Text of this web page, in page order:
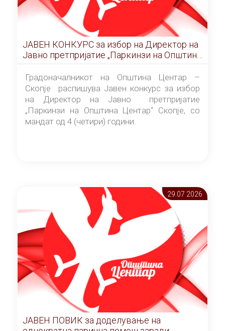
ЈАВЕН КОНКУРС за избор на Директор на
Јавно претпријатие „Паркинзи на Општина
Центар“ – Скопје
Градоначалникот на Општина Центар –
Скопје распишува Јавен конкурс за избор
на Директор на Јавно претпријатие
„Паркинзи на Општина Центар“ Скопје, со
мандат од 4 (четири) години.
29.07 2026
ЈАВЕН ПОВИК за доделување на